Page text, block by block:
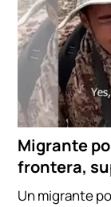
Migrante
frontera,
Un migrante